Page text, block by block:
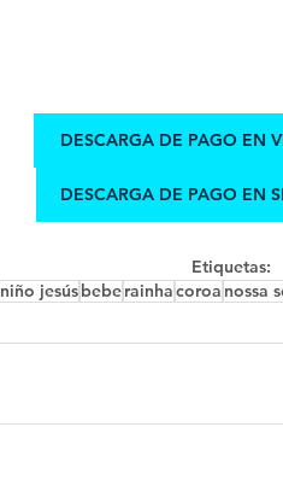
DESCARGA DE PAGO EN
DESCARGA DE PAGO EN
Etiquetas:
niño jesúsbeberainhacoroa nossa